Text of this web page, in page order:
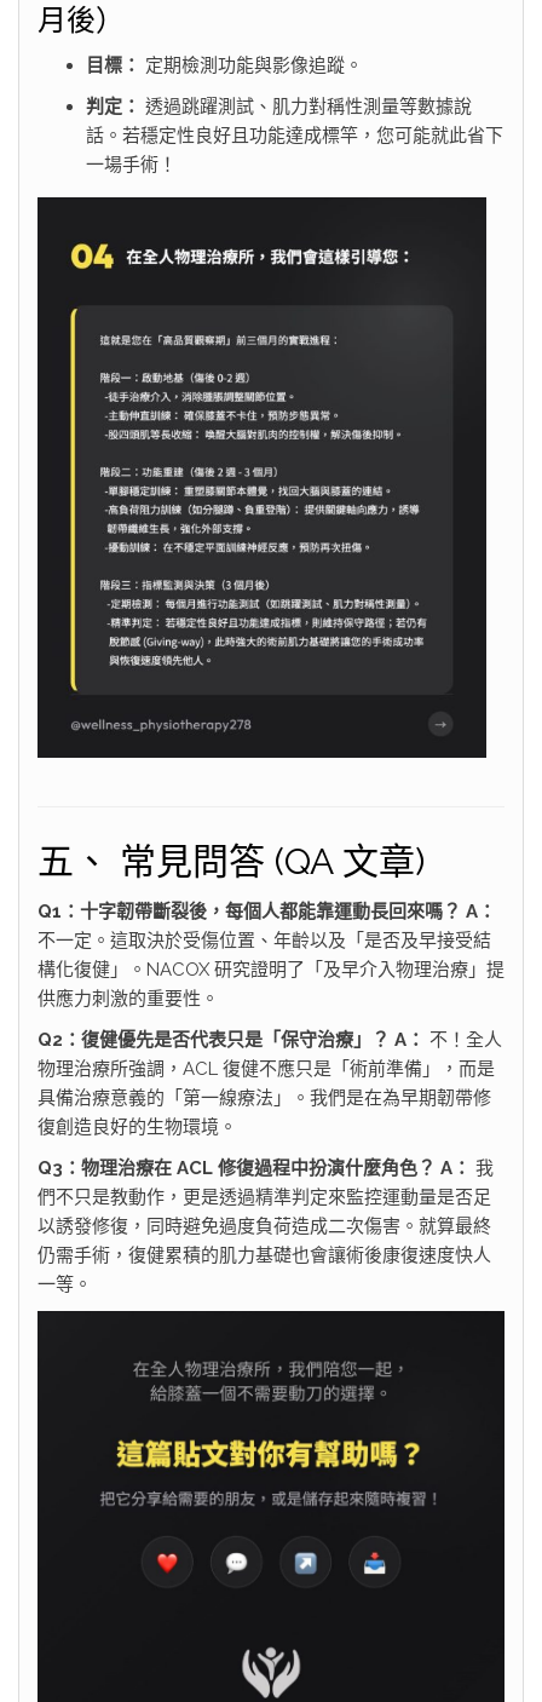
月後）
目標： 定期檢測功能與影像追蹤。
判定： 透過跳躍測試、肌力對稱性測量等數據說
話。若穩定性良好且功能達成標竿，您可能就此省下
一場手術！
五、 常見問答 (QA 文章)
Q1：十字韌帶斷裂後，每個人都能靠運動長回來嗎？ A：
不一定。這取決於受傷位置、年齡以及「是否及早接受結
構化復健」。NACOX 研究證明了「及早介入物理治療」提
供應力刺激的重要性。
Q2：復健優先是否代表只是「保守治療」？ A： 不！全人
物理治療所強調，ACL 復健不應只是「術前準備」，而是
具備治療意義的「第一線療法」。我們是在為早期韌帶修
復創造良好的生物環境。
Q3：物理治療在 ACL 修復過程中扮演什麼角色？ A： 我
們不只是教動作，更是透過精準判定來監控運動量是否足
以誘發修復，同時避免過度負荷造成二次傷害。就算最終
仍需手術，復健累積的肌力基礎也會讓術後康復速度快人
一等。